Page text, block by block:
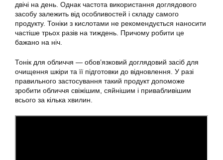
двічі на день. Однак частота використання доглядового
засобу залежить від особливостей і складу самого
продукту. Тоніки з кислотами не рекомендується наносити
частіше трьох разів на тиждень. Причому робити це
бажано на ніч.
Тонік для обличчя — обов’язковий доглядовий засіб для
очищення шкіри та її підготовки до відновлення. У разі
правильного застосування такий продукт допоможе
зробити обличчя свіжішим, сяйнішим і привабливішим
всього за кілька хвилин.